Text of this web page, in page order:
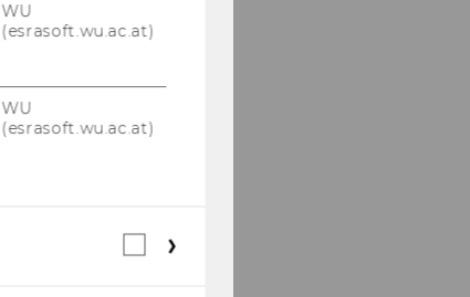
WU
(esrasoft.wu.ac.at)
WU
(esrasoft.wu.ac.at)
Webstatistik